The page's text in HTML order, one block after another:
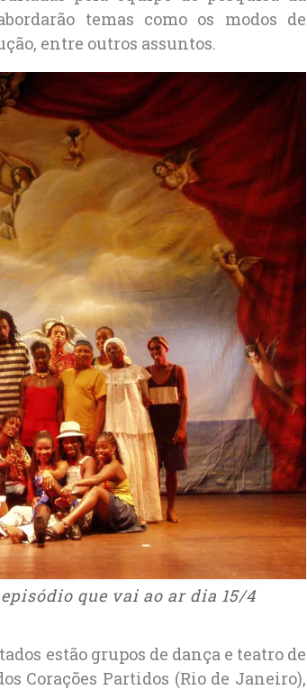
temas como os modos de
entre outros assuntos.
que vai ao ar dia 15/4
estão grupos de dança e teatro de
Corações Partidos (Rio de Janeiro),